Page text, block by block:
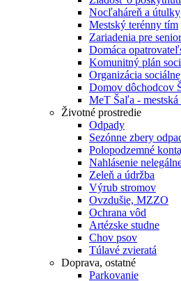
Nocľaháreň a útulky
Mestský terénny tím
Zariadenia pre
Domáca
Komunitný plán
Organizácia
Domov dôchodcov
MeT Šaľa - mestská
Životné prostredie
Odpady
Sezónne zbery
Polopodzemné
Nahlásenie
Zeleň a údržba
Výrub stromov
Ovzdušie, MZZO
Ochrana vôd
Artézske studne
Chov psov
Túlavé zvieratá
Doprava, ostatné
Parkovanie